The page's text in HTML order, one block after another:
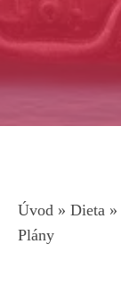
Úvod » Dieta »
Plány